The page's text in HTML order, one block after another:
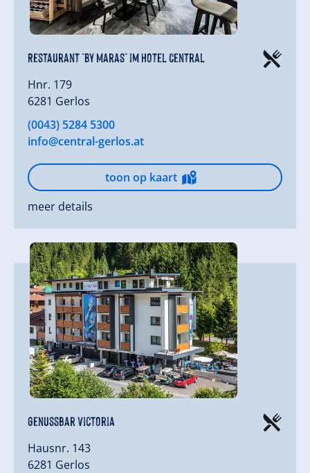
Restaurant "By Maras" im Hotel Central
Hnr. 179
6281 Gerlos
(0043) 5284 5300
info@central-gerlos.at
toon op kaart
meer details
Genussbar Victoria
Hausnr. 143
6281 Gerlos